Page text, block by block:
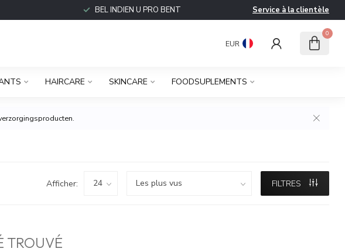
BEL INDIEN U PRO BENT Service à la clientèle
EUR
0
HAIRCARE SKINCARE FOODSUPLEMENTS
Afficher: FILTRES
TROUVÉ